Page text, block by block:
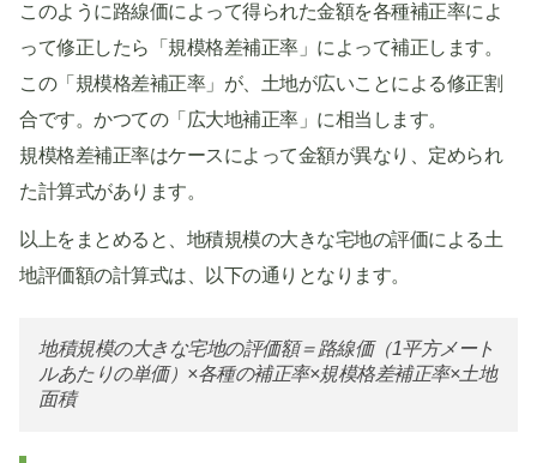
このように路線価によって得られた金額を各種補正率によ
って修正したら「規模格差補正率」によって補正します。
この「規模格差補正率」が、土地が広いことによる修正割
合です。かつての「広大地補正率」に相当します。
規模格差補正率はケースによって金額が異なり、定められ
た計算式があります。
以上をまとめると、地積規模の大きな宅地の評価による土
地評価額の計算式は、以下の通りとなります。
地積規模の大きな宅地の評価額＝路線価（1平方メート
ルあたりの単価）×各種の補正率×規模格差補正率×土地
面積